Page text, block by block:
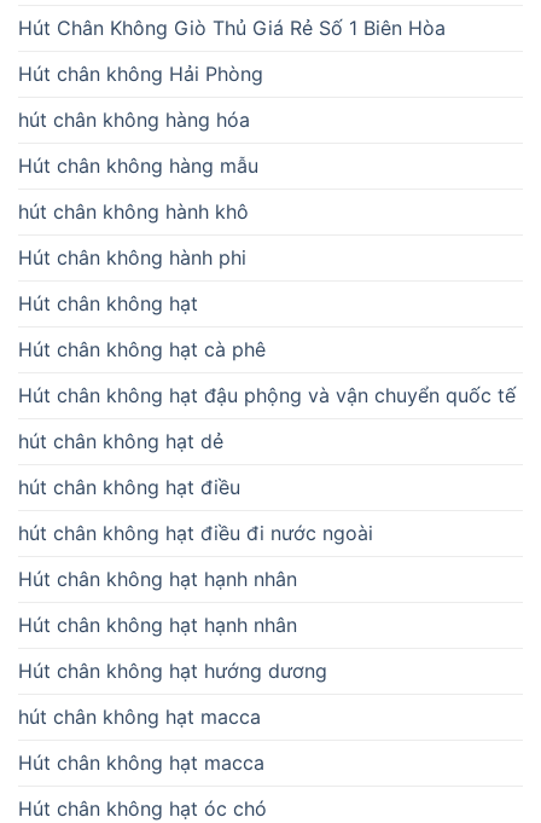
Hút Chân Không Giò Thủ Giá Rẻ Số 1 Biên Hòa
Hút chân không Hải Phòng
hút chân không hàng hóa
Hút chân không hàng mẫu
hút chân không hành khô
Hút chân không hành phi
Hút chân không hạt
Hút chân không hạt cà phê
Hút chân không hạt đậu phộng và vận chuyển quốc tế
hút chân không hạt dẻ
hút chân không hạt điều
hút chân không hạt điều đi nước ngoài
Hút chân không hạt hạnh nhân
Hút chân không hạt hạnh nhân
Hút chân không hạt hướng dương
hút chân không hạt macca
Hút chân không hạt macca
Hút chân không hạt óc chó